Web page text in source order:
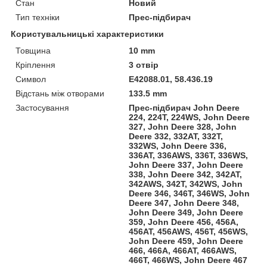
Стан
Новий
Тип техніки
Прес-підбирач
Користувальницькі характеристики
Товщина
10 mm
Кріплення
3 отвір
Символ
E42088.01, 58.436.19
Відстань між отворами
133.5 mm
Застосування
Прес-підбирач John Deere
224, 224T, 224WS, John Deere
327, John Deere 328, John
Deere 332, 332AT, 332T,
332WS, John Deere 336,
336AT, 336AWS, 336T, 336WS,
John Deere 337, John Deere
338, John Deere 342, 342AT,
342AWS, 342T, 342WS, John
Deere 346, 346T, 346WS, John
Deere 347, John Deere 348,
John Deere 349, John Deere
359, John Deere 456, 456A,
456AT, 456AWS, 456T, 456WS,
John Deere 459, John Deere
466, 466A, 466AT, 466AWS,
466T, 466WS, John Deere 467